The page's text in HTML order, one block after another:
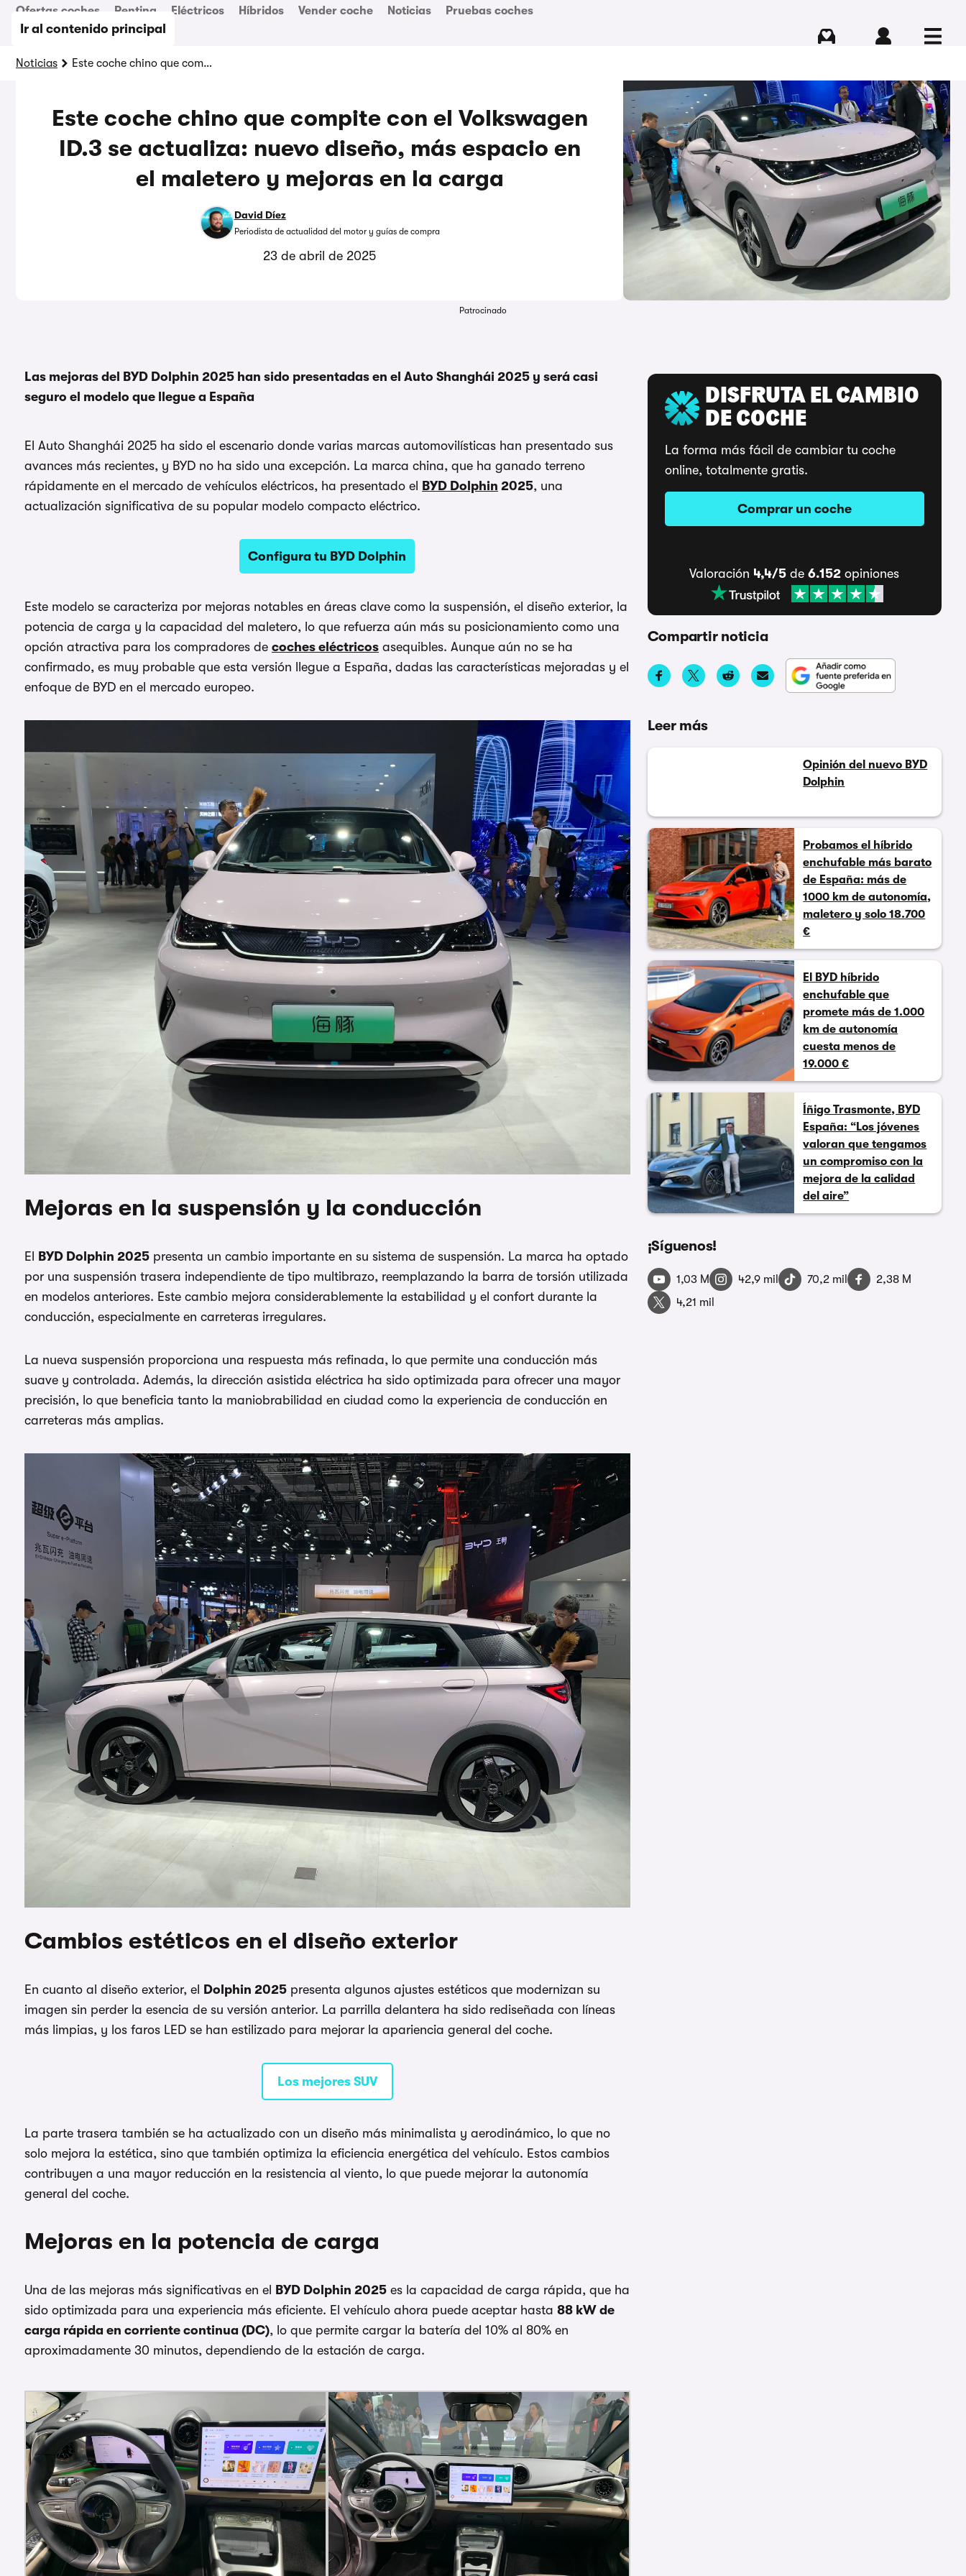
Ir al contenido principal
Ofertas coches Renting Eléctricos Híbridos Vender coche Noticias Pruebas coches
Noticias Este coche chino que compite con el Volkswagen ID.3 se actualiza: nuevo diseño, más espacio en el maletero y mejoras en la carga
Este coche chino que compite con el Volkswagen
ID.3 se actualiza: nuevo diseño, más espacio en
el maletero y mejoras en la carga
David Díez
Periodista de actualidad del motor y guías de compra
23 de abril de 2025
Patrocinado
Las mejoras del BYD Dolphin 2025 han sido presentadas en el Auto Shanghái 2025 y será casi
seguro el modelo que llegue a España
El Auto Shanghái 2025 ha sido el escenario donde varias marcas automovilísticas han presentado sus
avances más recientes, y BYD no ha sido una excepción. La marca china, que ha ganado terreno
rápidamente en el mercado de vehículos eléctricos, ha presentado el
BYD Dolphin 2025, una
actualización significativa de su popular modelo compacto eléctrico.
Configura tu BYD Dolphin
Este modelo se caracteriza por mejoras notables en áreas clave como la suspensión, el diseño exterior, la
potencia de carga y la capacidad del maletero, lo que refuerza aún más su posicionamiento como una
opción atractiva para los compradores de coches eléctricos asequibles. Aunque aún no se ha
confirmado, es muy probable que esta versión llegue a España, dadas las características mejoradas y el
enfoque de BYD en el mercado europeo.
Mejoras en la suspensión y la conducción
El BYD Dolphin 2025 presenta un cambio importante en su sistema de suspensión. La marca ha optado
por una suspensión trasera independiente de tipo multibrazo, reemplazando la barra de torsión utilizada
en modelos anteriores. Este cambio mejora considerablemente la estabilidad y el confort durante la
conducción, especialmente en carreteras irregulares.
La nueva suspensión proporciona una respuesta más refinada, lo que permite una conducción más
suave y controlada. Además, la dirección asistida eléctrica ha sido optimizada para ofrecer una mayor
precisión, lo que beneficia tanto la maniobrabilidad en ciudad como la experiencia de conducción en
carreteras más amplias.
Cambios estéticos en el diseño exterior
En cuanto al diseño exterior, el Dolphin 2025 presenta algunos ajustes estéticos que modernizan su
imagen sin perder la esencia de su versión anterior. La parrilla delantera ha sido rediseñada con líneas
más limpias, y los faros LED se han estilizado para mejorar la apariencia general del coche.
Los mejores SUV
La parte trasera también se ha actualizado con un diseño más minimalista y aerodinámico, lo que no
solo mejora la estética, sino que también optimiza la eficiencia energética del vehículo. Estos cambios
contribuyen a una mayor reducción en la resistencia al viento, lo que puede mejorar la autonomía
general del coche.
Mejoras en la potencia de carga
Una de las mejoras más significativas en el BYD Dolphin 2025 es la capacidad de carga rápida, que ha
sido optimizada para una experiencia más eficiente. El vehículo ahora puede aceptar hasta 88 kW de
carga rápida en corriente continua (DC), lo que permite cargar la batería del 10% al 80% en
aproximadamente 30 minutos, dependiendo de la estación de carga.
DISFRUTA EL CAMBIO
DE COCHE
La forma más fácil de cambiar tu coche
online, totalmente gratis.
Comprar un coche
Valoración 4,4/5 de6.152 opiniones
Compartir noticia
Leer más
Opinión del nuevo BYD
Dolphin
Probamos el híbrido
enchufable más barato
de España: más de
1000 km de autonomía,
maletero y solo 18.700
€
El BYD híbrido
enchufable que
promete más de 1.000
km de autonomía
cuesta menos de
19.000 €
Íñigo Trasmonte, BYD
España: “Los jóvenes
valoran que tengamos
un compromiso con la
mejora de la calidad
del aire”
¡Síguenos!
1,03 M 42,9 mil 70,2 mil
2,38 M
4,21 mil